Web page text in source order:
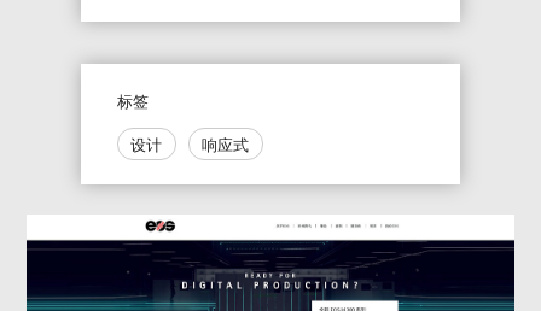
标签
设计 响应式